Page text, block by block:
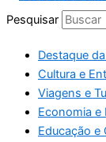
Pesquisar
Destaque
Cultura e
Viagens e
Economia e
Educação e